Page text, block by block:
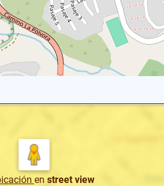
en street view